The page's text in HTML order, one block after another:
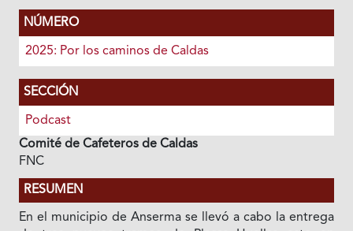
NÚMERO
2025: Por los caminos de Caldas
SECCIÓN
Podcast
Comité de Cafeteros de Caldas
FNC
RESUMEN
En el municipio de Anserma se llevó a cabo la entrega